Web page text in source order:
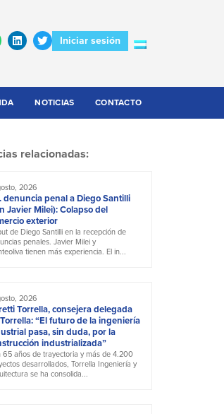
Iniciar sesión
NOTICIAS CONTACTO
relacionadas:
2026
denuncia penal a Diego Santilli
Javier Milei): Colapso del
exterior
de Diego Santilli en la recepción de
penales. Javier Milei y
tienen más experiencia. El in...
2026
Torrella, consejera delegada
“El futuro de la ingeniería
pasa, sin duda, por la
industrializada”
65 años de trayectoria y más de 4.200
desarrollados, Torrella Ingeniería y
se ha consolida...